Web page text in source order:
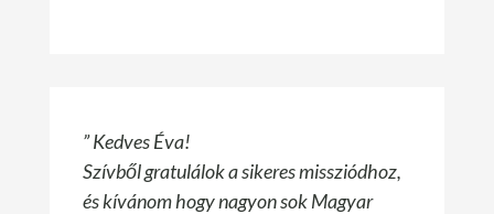
” Kedves Éva!
Szívből gratulálok a sikeres missziódhoz,
és kívánom hogy nagyon sok Magyar